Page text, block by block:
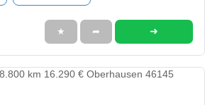
★ ➦ ➜